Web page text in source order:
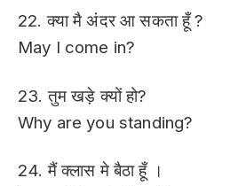
22. क्या मै अंदर आ सकता हूँ ?
May I come in?
23. तुम खड़े क्यों हो?
Why are you standing?
24. मैं क्लास मे बैठा हूँ ।